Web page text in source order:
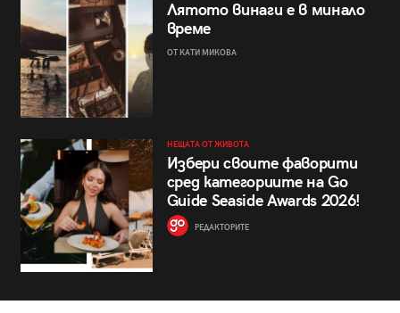
Лятото винаги е в минало
време
ОТ КАТИ МИКОВА
НЕЩАТА ОТ ЖИВОТА
Избери своите фаворити
сред категориите на Go
Guide Seaside Awards 2026!
РЕДАКТОРИТЕ